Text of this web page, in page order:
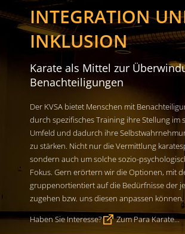
INTEGRATION
INKLUSION
Karate als Mittel zur
Benachteiligungen
Der KVSA bietet Menschen mit
durch spezifisches Training ihre Stellung
Umfeld und dadurch ihre
zu stärken. Nicht nur die Vermittlung
sondern auch um solche sozio-
Fokus. Gern erörtern wir die Optionen, mit
gruppenortientiert auf die Bedürfnisse der
zugehen bzw. uns diesen anpassen können.
Haben Sie Interesse?
Zum Para Karate...